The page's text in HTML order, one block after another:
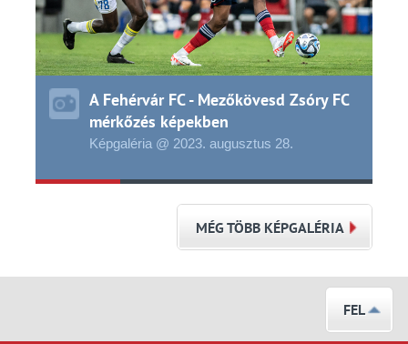
A Fehérvár FC - Mezőkövesd Zsóry FC
mérkőzés képekben
Képgaléria @ 2023. augusztus 28.
MÉG TÖBB KÉPGALÉRIA
FEL